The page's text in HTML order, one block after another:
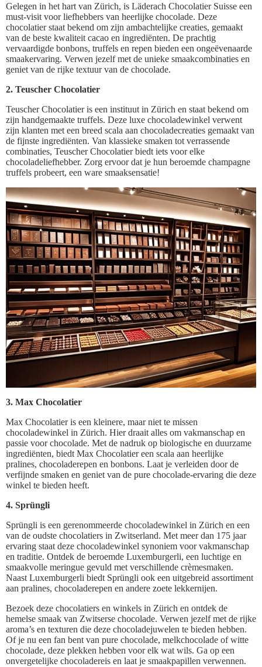
Gelegen in het hart van Zürich, is Läderach Chocolatier Suisse een
must-visit voor liefhebbers van heerlijke chocolade. Deze
chocolatier staat bekend om zijn ambachtelijke creaties, gemaakt
van de beste kwaliteit cacao en ingrediënten. De prachtig
vervaardigde bonbons, truffels en repen bieden een ongeëvenaarde
smaakervaring. Verwen jezelf met de unieke smaakcombinaties en
geniet van de rijke textuur van de chocolade.
2. Teuscher Chocolatier
Teuscher Chocolatier is een instituut in Zürich en staat bekend om
zijn handgemaakte truffels. Deze luxe chocoladewinkel verwent
zijn klanten met een breed scala aan chocoladecreaties gemaakt van
de fijnste ingrediënten. Van klassieke smaken tot verrassende
combinaties, Teuscher Chocolatier biedt iets voor elke
chocoladeliefhebber. Zorg ervoor dat je hun beroemde champagne
truffels probeert, een ware smaaksensatie!
3. Max Chocolatier
Max Chocolatier is een kleinere, maar niet te missen
chocoladewinkel in Zürich. Hier draait alles om vakmanschap en
passie voor chocolade. Met de nadruk op biologische en duurzame
ingrediënten, biedt Max Chocolatier een scala aan heerlijke
pralines, chocoladerepen en bonbons. Laat je verleiden door de
verfijnde smaken en geniet van de pure chocolade-ervaring die deze
winkel te bieden heeft.
4. Sprüngli
Sprüngli is een gerenommeerde chocoladewinkel in Zürich en een
van de oudste chocolatiers in Zwitserland. Met meer dan 175 jaar
ervaring staat deze chocoladewinkel synoniem voor vakmanschap
en traditie. Ontdek de beroemde Luxemburgerli, een luchtige en
smaakvolle meringue gevuld met verschillende crèmesmaken.
Naast Luxemburgerli biedt Sprüngli ook een uitgebreid assortiment
aan pralines, chocoladerepen en andere zoete lekkernijen.
Bezoek deze chocolatiers en winkels in Zürich en ontdek de
hemelse smaak van Zwitserse chocolade. Verwen jezelf met de rijke
aroma’s en texturen die deze chocoladejuwelen te bieden hebben.
Of je nu een fan bent van pure chocolade, melkchocolade of witte
chocolade, deze plekken hebben voor elk wat wils. Ga op een
onvergetelijke chocoladereis en laat je smaakpapillen verwennen.